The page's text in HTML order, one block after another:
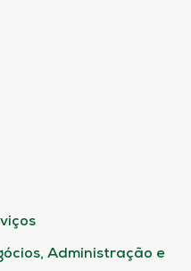
Administração e